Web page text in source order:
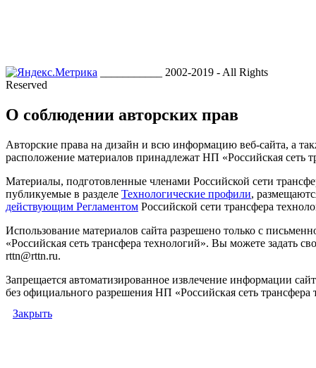
___________ 2002-2019 - All Rights
Reserved
О соблюдении авторских прав
Авторские права на дизайн и всю информацию веб-сайта, а
расположение материалов принадлежат НП «Российская сеть
Материалы, подготовленные членами Российской сети
публикуемые в разделе Технологические профили,
действующим Регламентом Российской сети трансфера
Использование материалов сайта разрешено только с
«Российская сеть трансфера технологий». Вы можете задать
rttn@rttn.ru.
Запрещается автоматизированное извлечение информации
без официального разрешения НП «Российская сеть трансфера
Закрыть